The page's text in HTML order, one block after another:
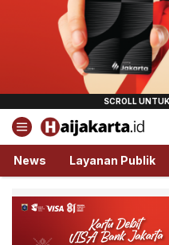
Haijakarta.id
Semua Tentang
News Layanan Publik